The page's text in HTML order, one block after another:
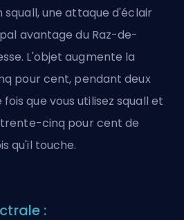
squall, une attaque d'éclair
avantage du Raz-de-
L'objet augmente la
pour cent, pendant deux
que vous utilisez squall et
cinq pour cent de
qu'il touche.
: